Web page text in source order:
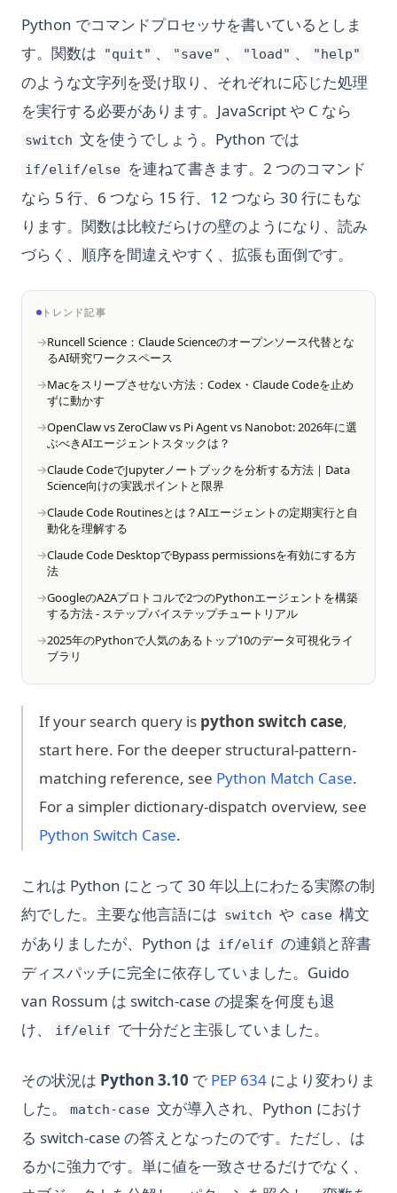
Python でコマンドプロセッサを書いているとしま
す。関数は
"quit" 、 "save" 、 "load" 、 "help"
のような文字列を受け取り、それぞれに応じた処理
を実行する必要があります。JavaScript や C なら
switch 文を使うでしょう。Python では
if/elif/else を連ねて書きます。2 つのコマンド
なら 5 行、6 つなら 15 行、12 つなら 30 行にもな
ります。関数は比較だらけの壁のようになり、読み
づらく、順序を間違えやすく、拡張も面倒です。
トレンド記事
Runcell Science：Claude Scienceのオープンソース代替とな
るAI研究ワークスペース
Macをスリープさせない方法：Codex・Claude Codeを止め
ずに動かす
OpenClaw vs ZeroClaw vs Pi Agent vs Nanobot: 2026年に選
ぶべきAIエージェントスタックは？
Claude CodeでJupyterノートブックを分析する方法｜Data
Science向けの実践ポイントと限界
Claude Code Routinesとは？AIエージェントの定期実行と自
動化を理解する
Claude Code DesktopでBypass permissionsを有効にする方
法
GoogleのA2Aプロトコルで2つのPythonエージェントを構築
する方法 - ステップバイステップチュートリアル
2025年のPythonで人気のあるトップ10のデータ可視化ライ
ブラリ
If your search query is python switch case,
start here. For the deeper structural-pattern-
matching reference, see Python Match Case.
For a simpler dictionary-dispatch overview, see
Python Switch Case.
これは Python にとって 30 年以上にわたる実際の制
約でした。主要な他言語には switch や case 構文
がありましたが、Python は if/elif の連鎖と辞書
ディスパッチに完全に依存していました。Guido
van Rossum は switch-case の提案を何度も退
け、
if/elif で十分だと主張していました。
その状況は Python 3.10 で PEP 634(opens in a new
により変わりま
した。
match-case 文が導入され、Python におけ
る switch-case の答えとなったのです。ただし、は
るかに強力です。単に値を一致させるだけでなく、